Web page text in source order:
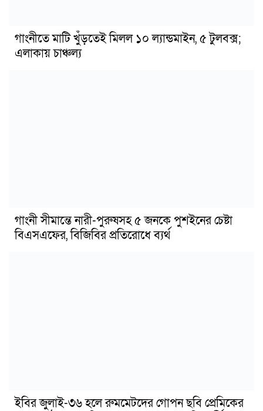
গাংনীতে মাটি খুঁড়তেই মিলল ১০ ল্যান্ডমাইন, ৫ টুলবক্স;
এলাকায় চাঞ্চল্য
গাংনী সীমান্তে নারী-পুরুষসহ ৫ জনকে পুশইনের চেষ্টা
বিএসএফের, বিজিবির প্রতিরোধে ব্যর্থ
ইবির জুলাই-৩৬ হলে রুমমেটদের গোপন ছবি প্রেমিকের